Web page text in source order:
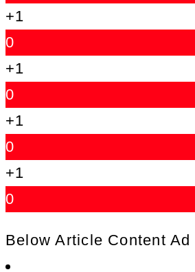
+1
0
+1
0
+1
0
+1
0
Below Article Content Ad